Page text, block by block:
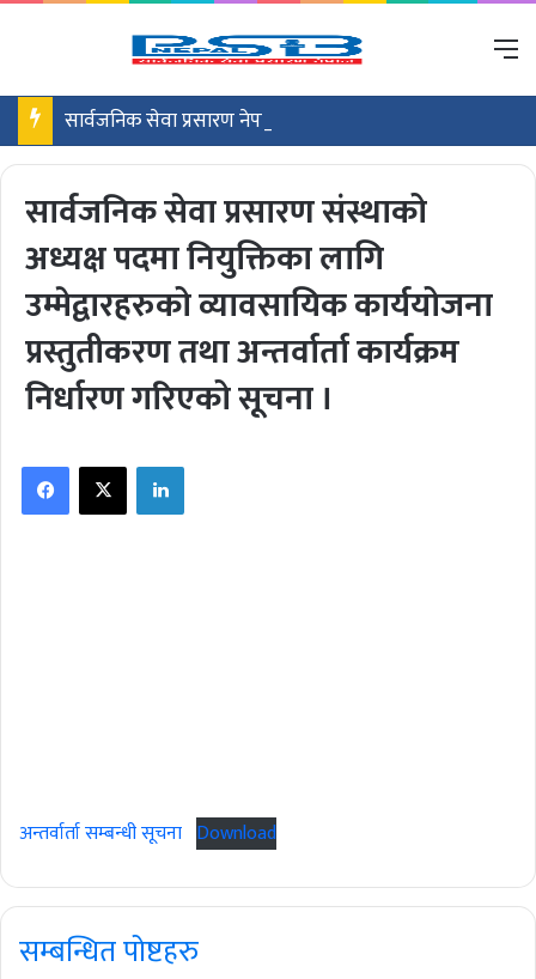
सार्वजनिक सेवा प्रसारण संस्थाको
अध्यक्ष पदमा नियुक्तिका लागि
उम्मेद्वारहरुको व्यावसायिक कार्ययोजना
प्रस्तुतीकरण तथा अन्तर्वार्ता कार्यक्रम
निर्धारण गरिएको सूचना ।
Facebook
X LinkedIn
अन्तर्वार्ता सम्बन्धी सूचना Download
सम्बन्धित पोष्टहरु